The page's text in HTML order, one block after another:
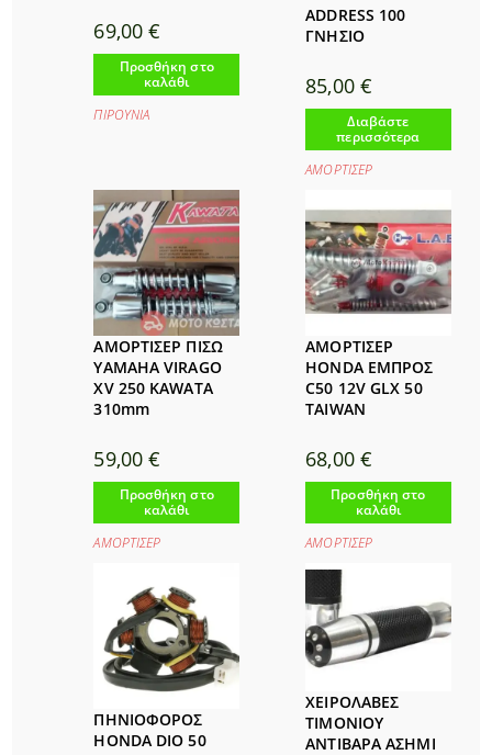
69,00€
Προσθήκη στο
καλάθι
ΠΙΡΟΥΝΙΑ
ADDRESS 100
ΓΝΗΣΙΟ
85,00 €
Διαβάστε
περισσότερα
ΑΜΟΡΤΙΣΕΡ
ΑΜΟΡΤΙΣΕΡ ΠΙΣΩ
YAMAHA VIRAGO
XV 250 KAWATA
310mm
59,00€
Προσθήκη στο
καλάθι
ΑΜΟΡΤΙΣΕΡ
ΑΜΟΡΤΙΣΕΡ
HONDA ΕΜΠΡΟΣ
C50 12V GLX 50
TAIWAN
68,00 €
Προσθήκη στο
καλάθι
ΑΜΟΡΤΙΣΕΡ
ΠΗΝΙΟΦΟΡΟΣ
HONDA DIO 50
ΧΕΙΡΟΛΑΒΕΣ
ΤΙΜΟΝΙΟΥ
ΑΝΤΙΒΑΡΑ ΑΣΗΜΙ